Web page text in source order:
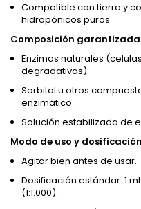
Compatible con tierra y
hidropónicos puros.
Composición
Enzimas naturales
degradativas).
Sorbitol u otros
enzimático.
Solución estabilizada de
Modo de uso y dosificación
Agitar bien antes de usar.
Dosificación estándar: 1
(1:1.000).